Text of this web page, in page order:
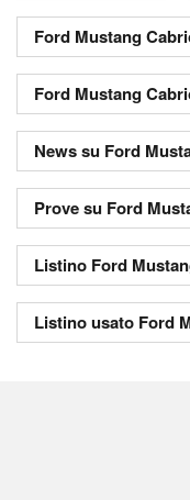
Ford Mustang
Ford Mustang
News su Ford
Prove su Ford
Listino Ford
Listino usato Ford